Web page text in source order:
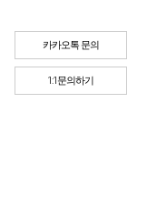
카카오톡 문의
1:1문의하기